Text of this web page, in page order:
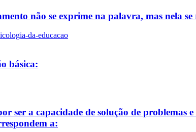
não se exprime na palavra, mas nela
da-educacao
básica:
ser a capacidade de solução de
a: